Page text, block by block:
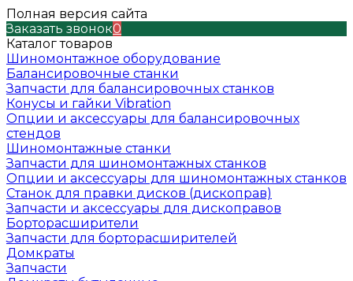
Полная версия сайта
Заказать звонок0
Каталог товаров
Шиномонтажное оборудование
Балансировочные станки
Запчасти для балансировочных станков
Конусы и гайки Vibration
Опции и аксессуары для балансировочных
стендов
Шиномонтажные станки
Запчасти для шиномонтажных станков
Опции и аксессуары для шиномонтажных станков
Станок для правки дисков (дископрав)
Запчасти и аксессуары для дископравов
Борторасширители
Запчасти для борторасширителей
Домкраты
Запчасти